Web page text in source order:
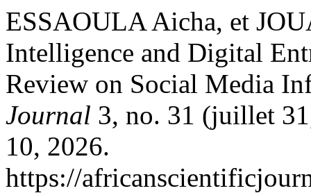
ESSAOULA Aicha, et
Intelligence and Digital
Review on Social Media
Journal 3, no. 31 (juillet
10, 2026.
https://